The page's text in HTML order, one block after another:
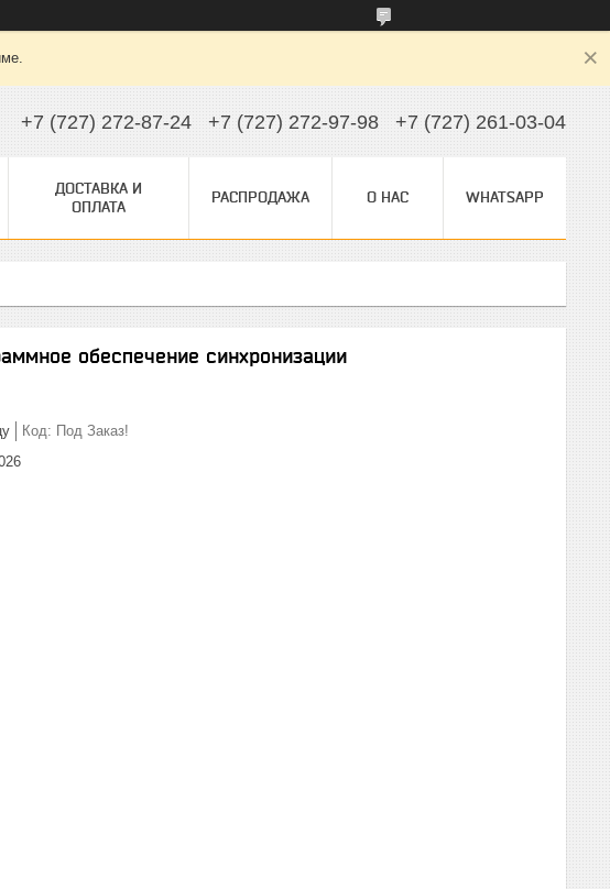
+7 (727) 272-87-24 +7 (727) 272-97-98 +7 (727) 261-03-04
ДОСТАВКА И
ОПЛАТА
РАСПРОДАЖА О НАС WHATSAPP
обеспечение синхронизации
Код: Под Заказ!